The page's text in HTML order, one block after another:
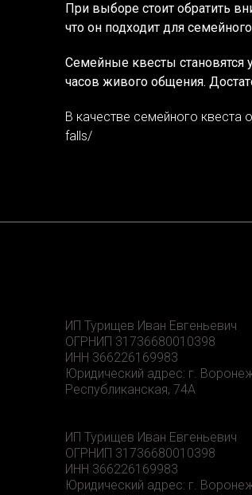
При выборе стоит обратить
что он подходит для
Семейные квесты становятся
часов живого общения.
В качестве семейного квеста
falls/
ИП Турищев Иван Евгеньевич
ОГРНИП 31736680010398
ИНН 366226169983
Юридический адрес: г.
Республиканская, 74А
ИП Турищев Иван Евгеньевич
ОГРНИП 31736680010398
ИНН 366226169983
Юридический адрес: г.